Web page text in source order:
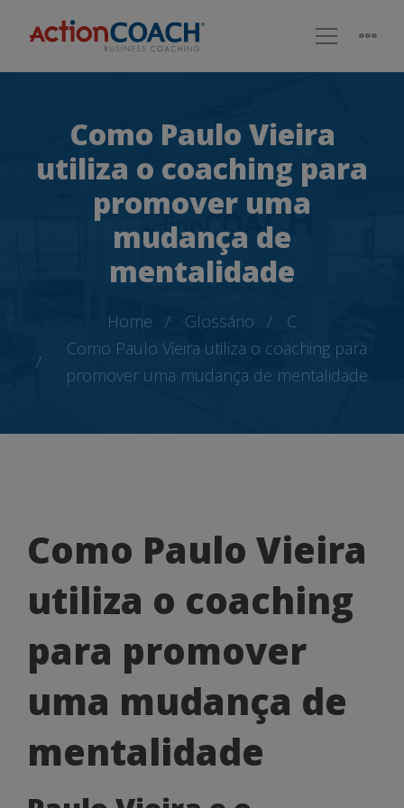
Como Paulo Vieira
utiliza o coaching para
promover uma
mudança de
mentalidade
Home Glossário
C
Como Paulo Vieira utiliza o coaching para
promover uma mudança de mentalidade
Como
Paulo
Vieira
utiliza
o
coaching
para
Como Paulo Vieira
utiliza o coaching
para promover
uma mudança de
mentalidade